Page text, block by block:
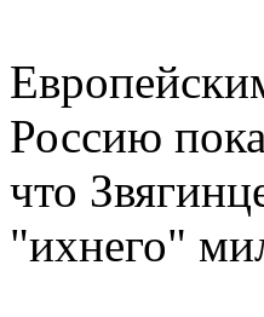
Россию
что
"ихнего"